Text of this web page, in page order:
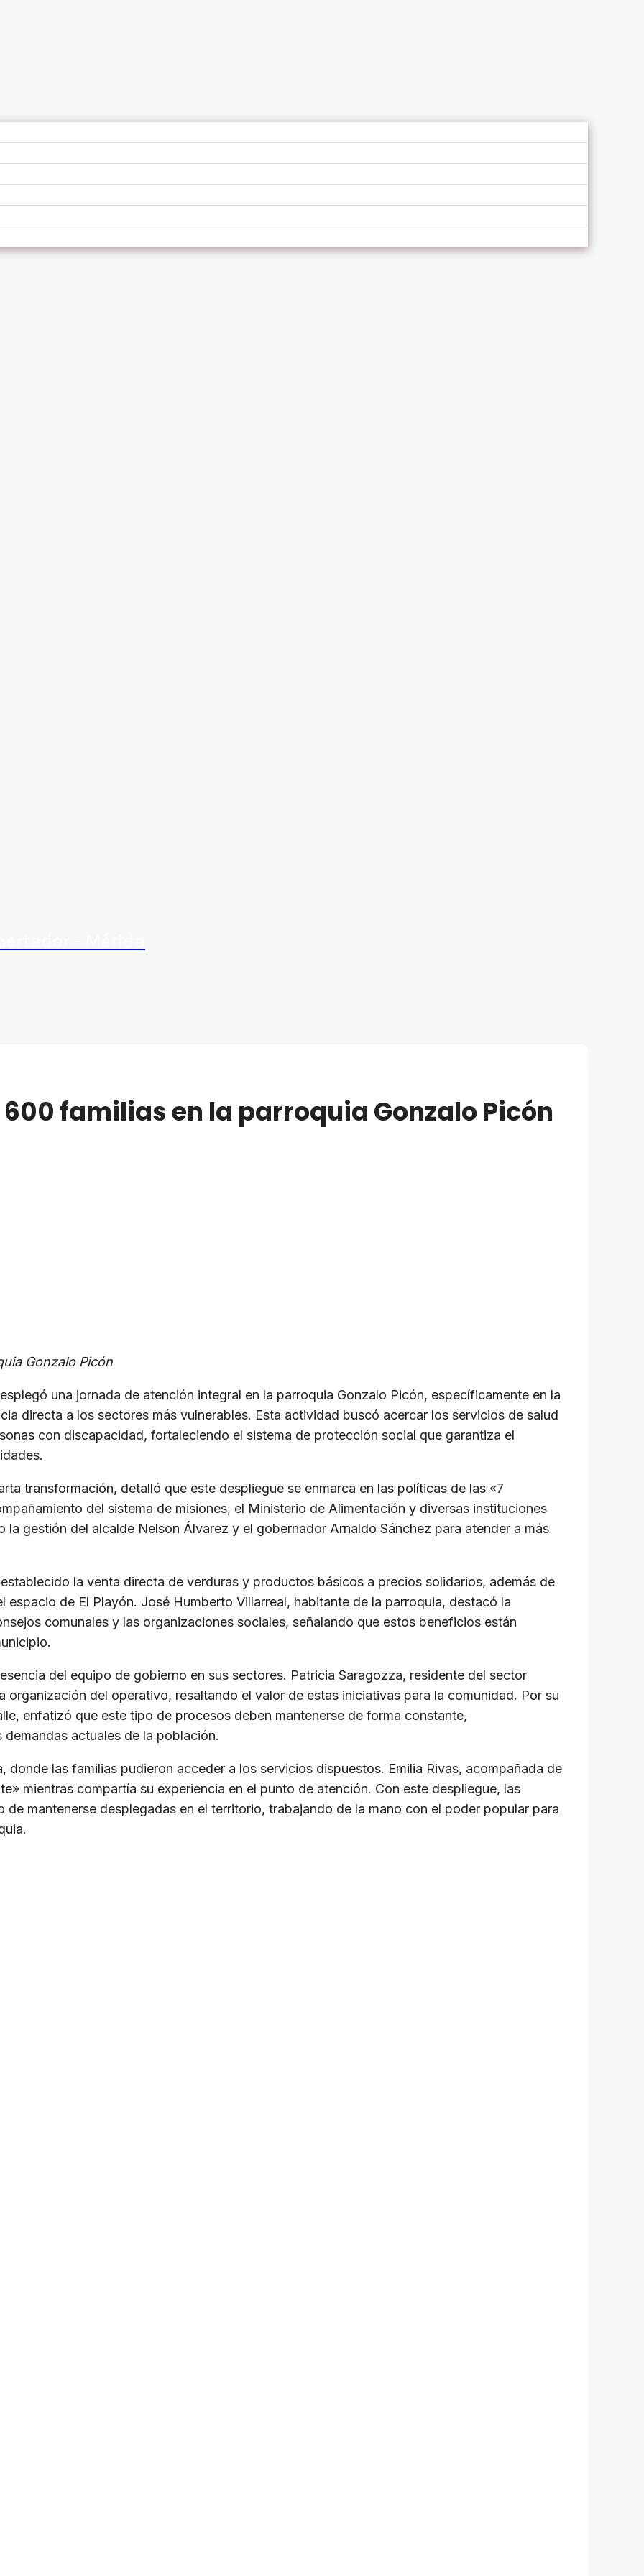
familias en la parroquia Gonzalo Picón
Gonzalo Picón
una jornada de atención integral en la parroquia Gonzalo Picón, específicamente en la
directa a los sectores más vulnerables. Esta actividad buscó acercar los servicios de salud
con discapacidad, fortaleciendo el sistema de protección social que garantiza el
transformación, detalló que este despliegue se enmarca en las políticas de las «7
del sistema de misiones, el Ministerio de Alimentación y diversas instituciones
gestión del alcalde Nelson Álvarez y el gobernador Arnaldo Sánchez para atender a más
la venta directa de verduras y productos básicos a precios solidarios, además de
espacio de El Playón. José Humberto Villarreal, habitante de la parroquia, destacó la
comunales y las organizaciones sociales, señalando que estos beneficios están
del equipo de gobierno en sus sectores. Patricia Saragozza, residente del sector
del operativo, resaltando el valor de estas iniciativas para la comunidad. Por su
enfatizó que este tipo de procesos deben mantenerse de forma constante,
actuales de la población.
donde las familias pudieron acceder a los servicios dispuestos. Emilia Rivas, acompañada de
mientras compartía su experiencia en el punto de atención. Con este despliegue, las
mantenerse desplegadas en el territorio, trabajando de la mano con el poder popular para